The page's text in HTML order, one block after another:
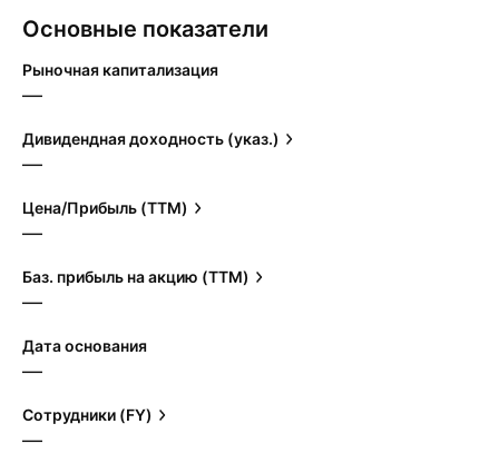
Основные показатели
Рыночная капитализация
—
Дивидендная доходность (указ.)
—
Цена/Прибыль (TTM)
—
Баз. прибыль на акцию (TTM)
—
Дата основания
—
Сотрудники (FY)
—